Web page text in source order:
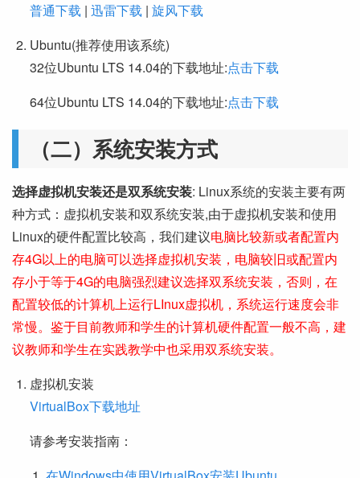
普通下载 | 迅雷下载 | 旋风下载
Ubuntu(推荐使用该系统)
32位Ubuntu LTS 14.04的下载地址:点击下载
64位Ubuntu LTS 14.04的下载地址:点击下载
（二）系统安装方式
选择虚拟机安装还是双系统安装: Linux系统的安装主要有两
种方式：虚拟机安装和双系统安装,由于虚拟机安装和使用
Linux的硬件配置比较高，我们建议电脑比较新或者配置内
存4G以上的电脑可以选择虚拟机安装，电脑较旧或配置内
存小于等于4G的电脑强烈建议选择双系统安装，否则，在
配置较低的计算机上运行LInux虚拟机，系统运行速度会非
常慢。鉴于目前教师和学生的计算机硬件配置一般不高，建
议教师和学生在实践教学中也采用双系统安装。
虚拟机安装
VirtualBox下载地址
请参考安装指南：